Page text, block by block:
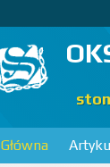
Główna